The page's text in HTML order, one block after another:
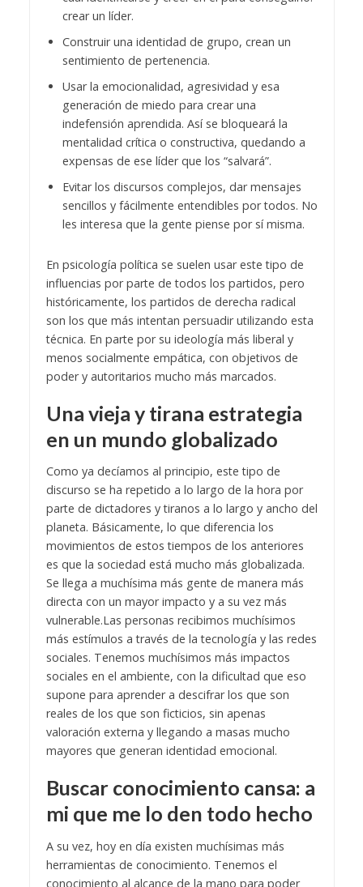
crear un líder.
Construir una identidad de grupo, crean un
sentimiento de pertenencia.
Usar la emocionalidad, agresividad y esa
generación de miedo para crear una
indefensión aprendida. Así se bloqueará la
mentalidad crítica o constructiva, quedando a
expensas de ese líder que los “salvará”.
Evitar los discursos complejos, dar mensajes
sencillos y fácilmente entendibles por todos. No
les interesa que la gente piense por sí misma.
En psicología política se suelen usar este tipo de
influencias por parte de todos los partidos, pero
históricamente, los partidos de derecha radical
son los que más intentan persuadir utilizando esta
técnica. En parte por su ideología más liberal y
menos socialmente empática, con objetivos de
poder y autoritarios mucho más marcados.
Una vieja y tirana estrategia
en un mundo globalizado
Como ya decíamos al principio, este tipo de
discurso se ha repetido a lo largo de la hora por
parte de dictadores y tiranos a lo largo y ancho del
planeta. Básicamente, lo que diferencia los
movimientos de estos tiempos de los anteriores
es que la sociedad está mucho más globalizada.
Se llega a muchísima más gente de manera más
directa con un mayor impacto y a su vez más
vulnerable.Las personas recibimos muchísimos
más estímulos a través de la tecnología y las redes
sociales. Tenemos muchísimos más impactos
sociales en el ambiente, con la dificultad que eso
supone para aprender a descifrar los que son
reales de los que son ficticios, sin apenas
valoración externa y llegando a masas mucho
mayores que generan identidad emocional.
Buscar conocimiento cansa: a
mi que me lo den todo hecho
A su vez, hoy en día existen muchísimas más
herramientas de conocimiento. Tenemos el
conocimiento al alcance de la mano para poder